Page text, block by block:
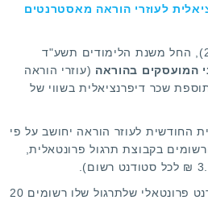
לעוזרי הוראה מאסטרנטים
בהתאם להסכם השכר (2012), החל משנת הלימודים תשע"ד
המועסקים בהוראה (עוזרי הוראה
שכר דיפרנציאלית בשווי של
החודשית לעוזר הוראה יחושב על פי
בקבוצת תרגול פרונטאלית,
לדוגמה: עוזר הוראה מאסטרנט פרונטאלי שלתרגול שלו רשומים 20